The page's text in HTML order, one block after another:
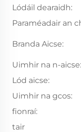
Lódáil dearaidh:
Paraméadair an
Branda Aicse:
Uimhir na n-aicse:
Lód aicse:
Uimhir na gcos:
fionraí:
tair